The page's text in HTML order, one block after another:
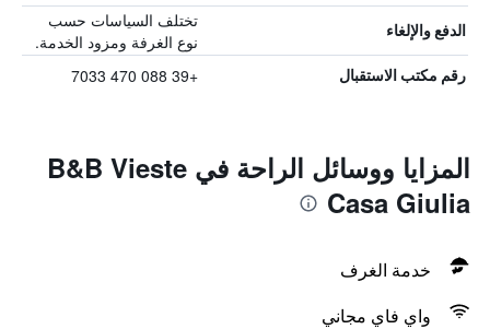
الدفع والإلغاء
تختلف السياسات حسب
نوع الغرفة ومزود الخدمة.
رقم مكتب الاستقبال +39 088 470 7033
المزايا ووسائل الراحة في B&B Vieste
Casa Giulia
خدمة الغرف
واي فاي مجاني